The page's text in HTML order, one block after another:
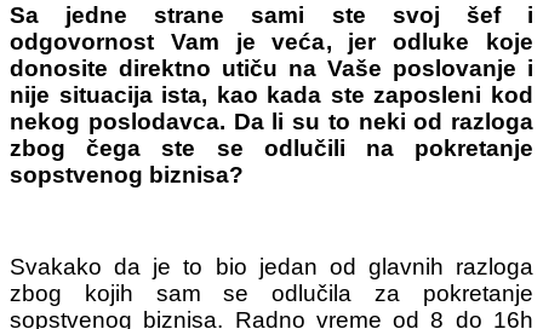
Sa jedne strane sami ste svoj šef i
odgovornost Vam je veća, jer odluke koje
donosite direktno utiču na Vaše poslovanje i
nije situacija ista, kao kada ste zaposleni kod
nekog poslodavca. Da li su to neki od razloga
zbog čega ste se odlučili na pokretanje
sopstvenog biznisa?
Svakako da je to bio jedan od glavnih razloga
zbog kojih sam se odlučila za pokretanje
sopstvenog biznisa. Radno vreme od 8 do 16h